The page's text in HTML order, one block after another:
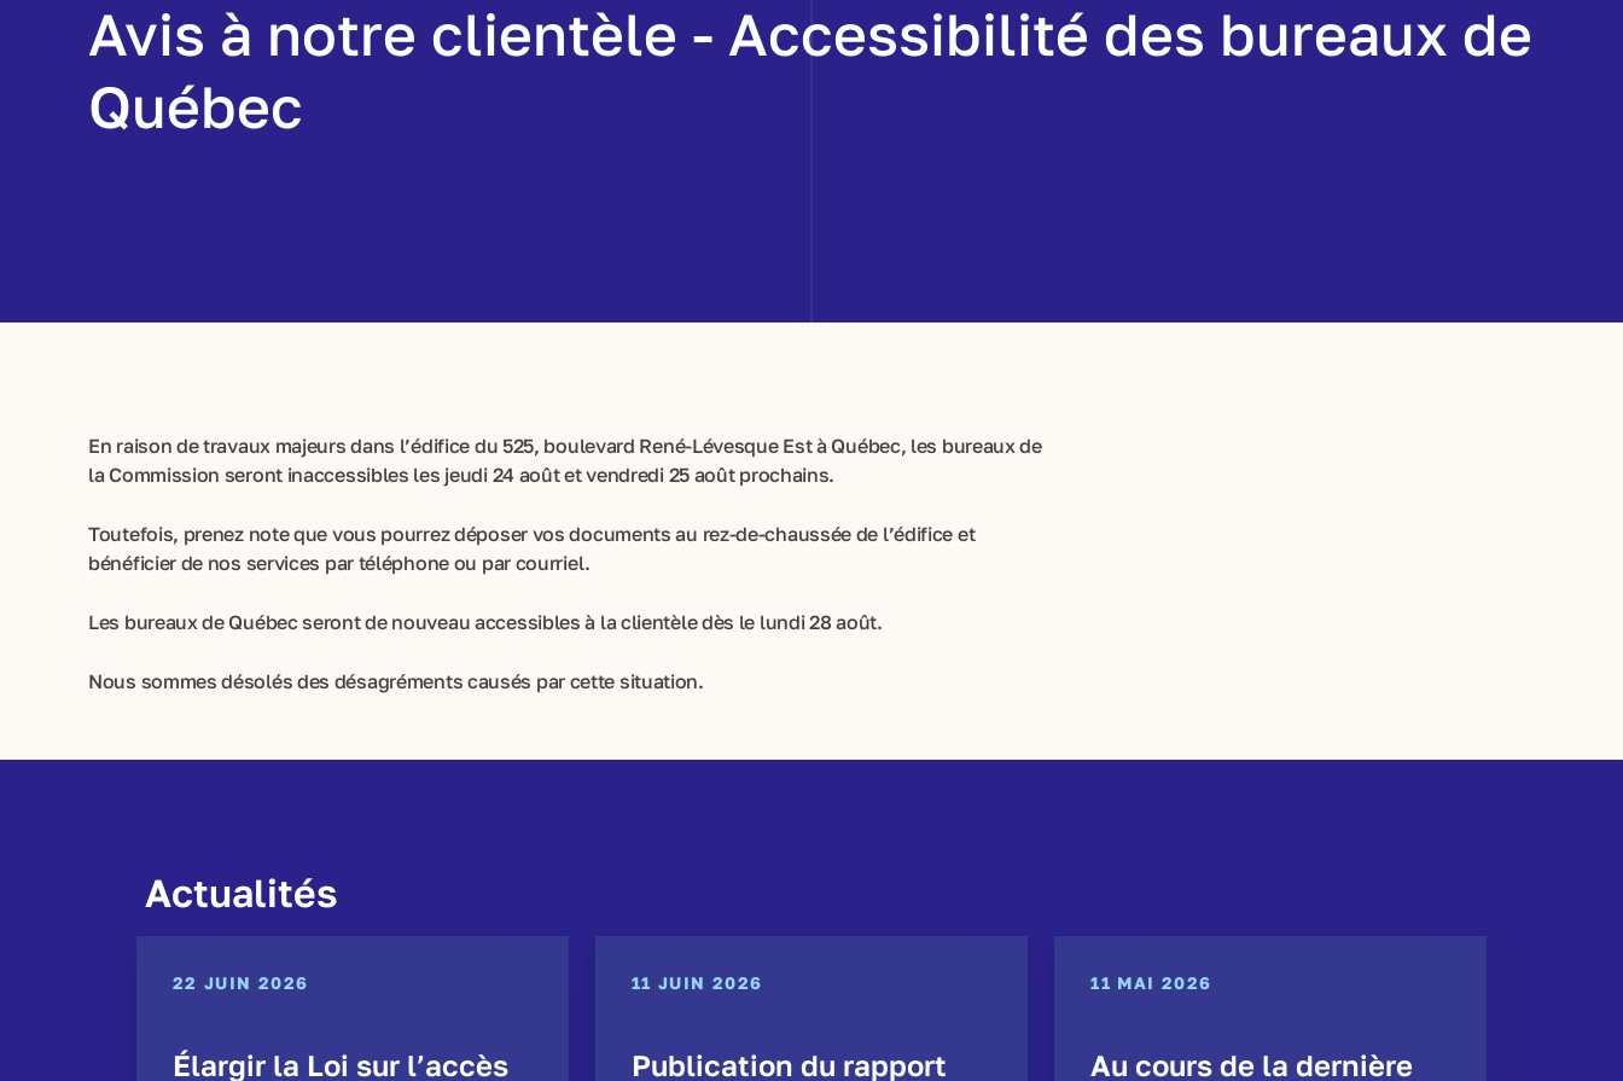
Avis à notre clientèle - Accessibilité des bureaux de
Québec
En raison de travaux majeurs dans l’édifice du 525, boulevard René-Lévesque Est à Québec, les bureaux de
la Commission seront inaccessibles les jeudi 24 août et vendredi 25 août prochains.
Toutefois, prenez note que vous pourrez déposer vos documents au rez-de-chaussée de l’édifice et
bénéficier de nos services par téléphone ou par courriel.
Les bureaux de Québec seront de nouveau accessibles à la clientèle dès le lundi 28 août.
Nous sommes désolés des désagréments causés par cette situation.
Actualités
22 JUIN 2026
Élargir la Loi sur l’accès
11 JUIN 2026
Publication du rapport
11 MAI 2026
Au cours de la dernière